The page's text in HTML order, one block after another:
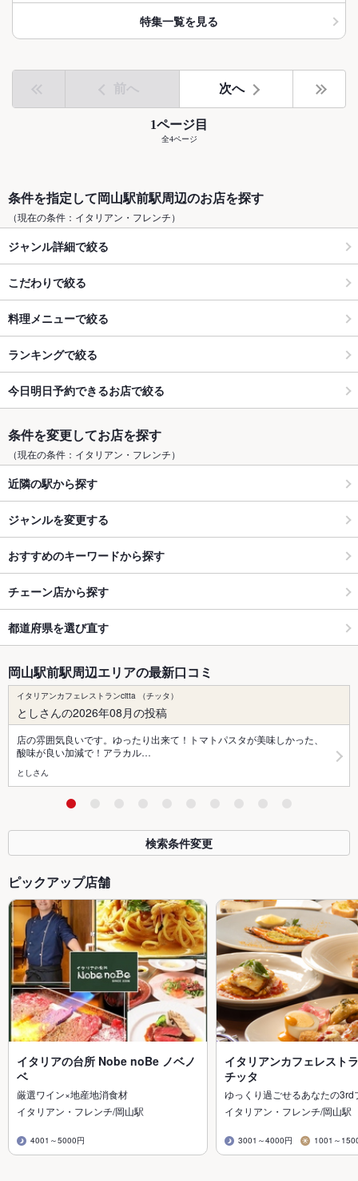
特集一覧を見る
前へ 次へ
1ページ目
全4ページ
条件を指定して岡山駅前駅周辺のお店を探す
（現在の条件：イタリアン・フレンチ）
ジャンル詳細で絞る
こだわりで絞る
料理メニューで絞る
ランキングで絞る
今日明日予約できるお店で絞る
条件を変更してお店を探す
（現在の条件：イタリアン・フレンチ）
近隣の駅から探す
ジャンルを変更する
おすすめのキーワードから探す
チェーン店から探す
都道府県を選び直す
岡山駅前駅周辺エリアの最新口コミ
イタリアンカフェレストランcitta （チッタ）
としさんの2026年08月の投稿
店の雰囲気良いです。ゆったり出来て！トマトパスタが美味しかった、
酸味が良い加減で！アラカル…
としさん
検索条件変更
ピックアップ店舗
イタリアの台所 Nobe noBe ノベノ
ベ
厳選ワイン×地産地消食材
イタリアン・フレンチ/岡山駅
4001～5000円
イタリアンカフェレスト
チッタ
ゆっくり過ごせるあなたの
イタリアン・フレンチ/岡山駅
3001～4000円 1001～